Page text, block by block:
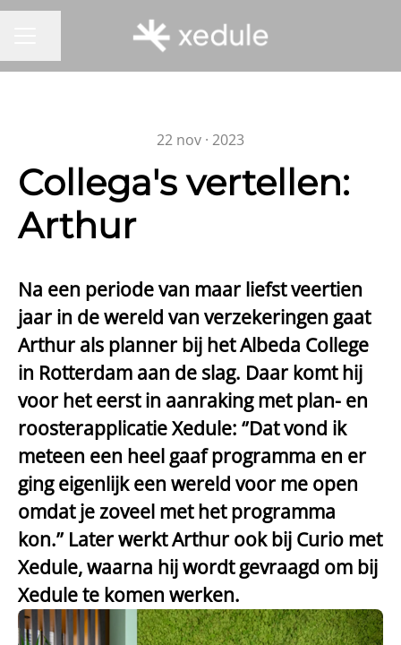
22 nov · 2023
Collega's vertellen:
Arthur
Na een periode van maar liefst veertien
jaar in de wereld van verzekeringen gaat
Arthur als planner bij het Albeda College
in Rotterdam aan de slag. Daar komt hij
voor het eerst in aanraking met plan- en
roosterapplicatie Xedule: ‘’Dat vond ik
meteen een heel gaaf programma en er
ging eigenlijk een wereld voor me open
omdat je zoveel met het programma
kon.’’ Later werkt Arthur ook bij Curio met
Xedule, waarna hij wordt gevraagd om bij
Xedule te komen werken.